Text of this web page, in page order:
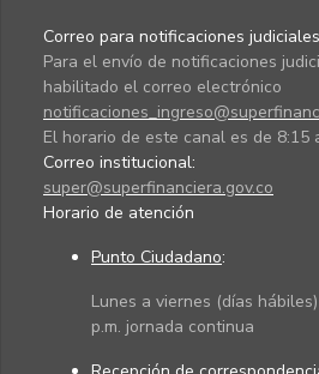
Correo para notificaciones
Para el envío de notificaciones
habilitado el correo electrónico
El horario de este canal es de 8:15
Correo institucional:
super@superfinanciera.gov.co
Horario de atención
Punto Ciudadano:
Lunes a viernes (días
p.m. jornada continua